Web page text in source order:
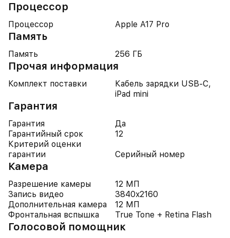
Процессор
Процессор Apple A17 Pro
Память
Память 256 ГБ
Прочая информация
Комплект поставки
Кабель зарядки USB-C,
iPad mini
Гарантия
Гарантия
Да
Гарантийный срок
12
Критерий оценки
гарантии
Серийный номер
Камера
Разрешение камеры
12 МП
Запись видео
3840x2160
Дополнительная камера
12 МП
Фронтальная вспышка
True Tone + Retina Flash
Голосовой помощник